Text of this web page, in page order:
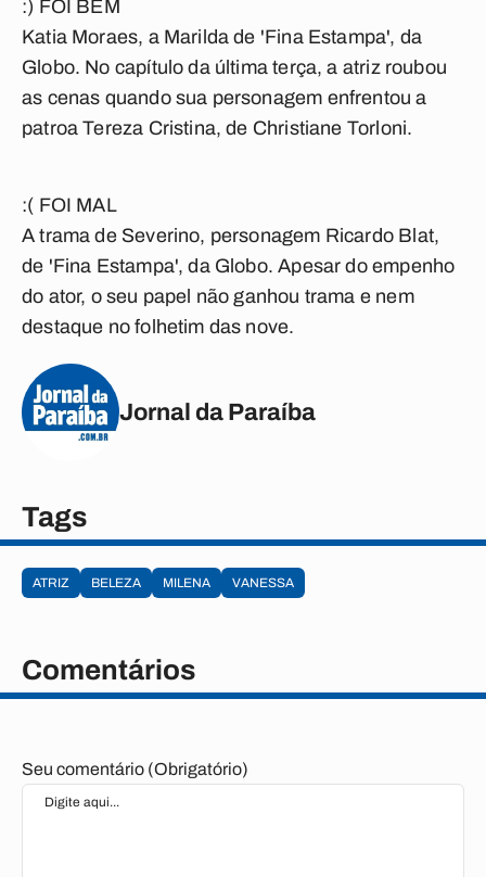
:) FOI BEM
Katia Moraes, a Marilda de 'Fina Estampa', da
Globo. No capítulo da última terça, a atriz roubou
as cenas quando sua personagem enfrentou a
patroa Tereza Cristina, de Christiane Torloni.
:( FOI MAL
A trama de Severino, personagem Ricardo Blat,
de 'Fina Estampa', da Globo. Apesar do empenho
do ator, o seu papel não ganhou trama e nem
destaque no folhetim das nove.
Jornal da Paraíba
Tags
ATRIZ BELEZA MILENA VANESSA
Comentários
Seu comentário (Obrigatório)